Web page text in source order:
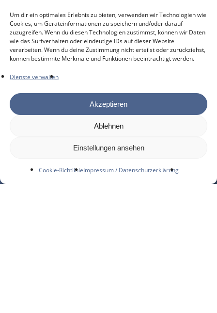
Um dir ein optimales Erlebnis zu bieten, verwenden wir Technologien wie
Cookies, um Geräteinformationen zu speichern und/oder darauf
zuzugreifen. Wenn du diesen Technologien zustimmst, können wir Daten
wie das Surfverhalten oder eindeutige IDs auf dieser Website
verarbeiten. Wenn du deine Zustimmung nicht erteilst oder zurückziehst,
können bestimmte Merkmale und Funktionen beeinträchtigt werden.
Dienste verwalten
Akzeptieren
Ablehnen
Einstellungen ansehen
Cookie-RichtlinieImpressum / Datenschutzerklärung
Datenschutzhinweise|